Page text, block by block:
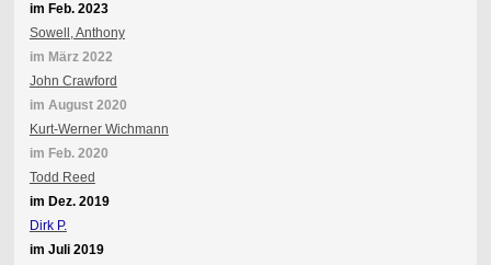
im Feb. 2023
Sowell, Anthony
im März 2022
John Crawford
im August 2020
Kurt-Werner Wichmann
im Feb. 2020
Todd Reed
im Dez. 2019
Dirk P.
im Juli 2019